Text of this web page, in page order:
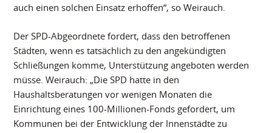
auch einen solchen Einsatz erhoffen“, so Weirauch.
Der SPD-Abgeordnete fordert, dass den betroffenen
Städten, wenn es tatsächlich zu den angekündigten
Schließungen komme, Unterstützung angeboten werden
müsse. Weirauch: „Die SPD hatte in den
Haushaltsberatungen vor wenigen Monaten die
Einrichtung eines 100-Millionen-Fonds gefordert, um
Kommunen bei der Entwicklung der Innenstädte zu